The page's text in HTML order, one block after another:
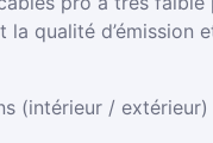
qualité d’émission
(intérieur /